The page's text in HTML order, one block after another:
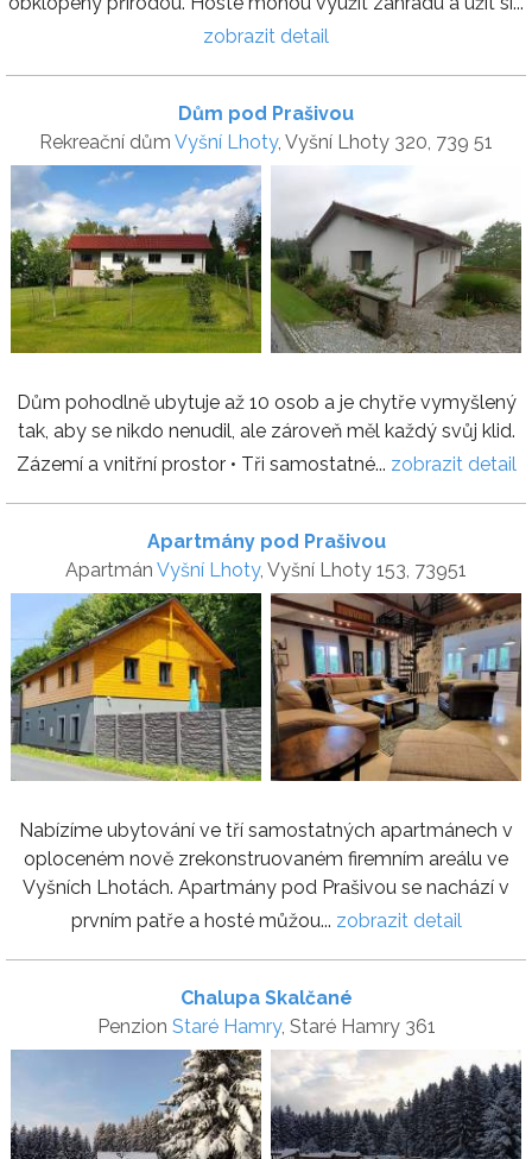
zobrazit detail
Dům pod Prašivou
Rekreační dům Vyšní Lhoty, Vyšní Lhoty 320, 739 51
Dům pohodlně ubytuje až 10 osob a je chytře vymyšlený
tak, aby se nikdo nenudil, ale zároveň měl každý svůj klid.
Zázemí a vnitřní prostor • Tři samostatné... zobrazit detail
Apartmány pod Prašivou
Apartmán Vyšní Lhoty, Vyšní Lhoty 153, 73951
Nabízíme ubytování ve tří samostatných apartmánech v
oploceném nově zrekonstruovaném firemním areálu ve
Vyšních Lhotách. Apartmány pod Prašivou se nachází v
prvním patře a hosté můžou... zobrazit detail
Chalupa Skalčané
Penzion Staré Hamry, Staré Hamry 361